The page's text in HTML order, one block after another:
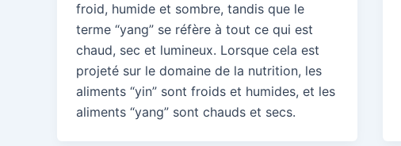
froid, humide et sombre, tandis que le
terme “yang” se réfère à tout ce qui est
chaud, sec et lumineux. Lorsque cela est
projeté sur le domaine de la nutrition, les
aliments “yin” sont froids et humides, et les
aliments “yang” sont chauds et secs.